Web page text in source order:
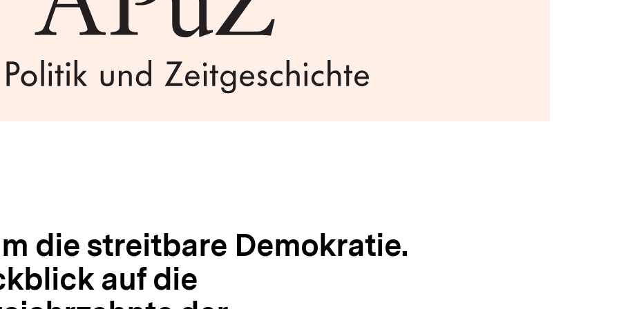
die streitbare Demokratie.
auf die